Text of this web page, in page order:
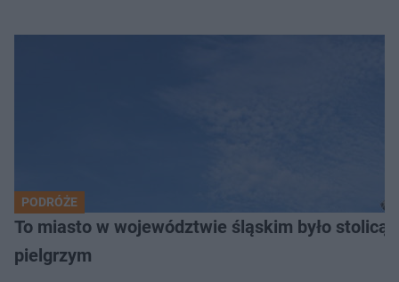
PODRÓŻE
To miasto w województwie śląskim było
pielgrzym